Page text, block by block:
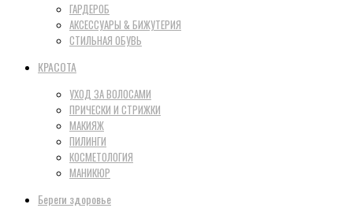
ГАРДЕРОБ
АКСЕССУАРЫ & БИЖУТЕРИЯ
СТИЛЬНАЯ ОБУВЬ
КРАСОТА
УХОД ЗА ВОЛОСАМИ
ПРИЧЕСКИ И СТРИЖКИ
МАКИЯЖ
ПИЛИНГИ
КОСМЕТОЛОГИЯ
МАНИКЮР
Береги здоровье